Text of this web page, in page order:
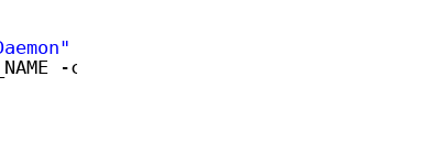
-c www-data -Sbx $DAEMON --